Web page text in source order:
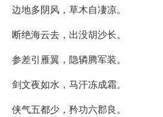
边地多阴风，草木自凄凉。
断绝海云去，出没胡沙长。
参差引雁翼，隐辚腾军装。
剑文夜如水，马汗冻成霜。
侠气五都少，矜功六郡良。